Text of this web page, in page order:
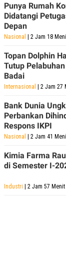
Punya Rumah
Didatangi
Depan
Nasional | 2 Jam 18
Topan Dolphin
Tutup
Badai
Internasional | 2 Jam 27
Bank Dunia
Perbankan
Respons IKPI
Nasional | 2 Jam 41
Kimia Farma
di Semester I-
Industri | 2 Jam 57